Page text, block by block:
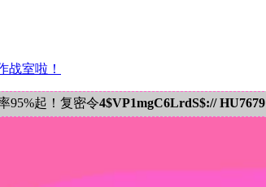
战室啦！
95%起！复密令4$VP1mgC6LrdS$:// HU7679